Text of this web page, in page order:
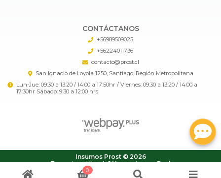
CONTÁCTANOS
+56989509025
+56224011736
contacto@prost.cl
San Ignacio de Loyola 1250, Santiago, Región Metropolitana
Lun-Jue: 09:30 a 13:20 / 14:00 a 17:50hr / Viernes: 09:30 a 13:20 / 14:00 a
17:30hr Sábado: 9:30 a 12:00 hrs
Insumos Prost © 2026
¿Te gusta mi tienda? Yo vendo conBsale
0